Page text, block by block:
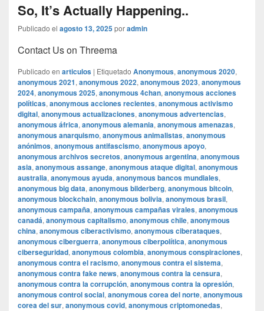
So, It’s Actually Happening..
Publicado el agosto 13, 2025poradmin
Contact Us on Threema
Publicado en articulos | Etiquetado Anonymous, anonymous 2020,
anonymous 2021, anonymous 2022, anonymous 2023, anonymous
2024, anonymous 2025, anonymous 4chan, anonymous acciones
políticas, anonymous acciones recientes, anonymous activismo
digital, anonymous actualizaciones, anonymous advertencias,
anonymous áfrica, anonymous alemania, anonymous amenazas,
anonymous anarquismo, anonymous animalistas, anonymous
anónimos, anonymous antifascismo, anonymous apoyo,
anonymous archivos secretos, anonymous argentina, anonymous
asia, anonymous assange, anonymous ataque digital, anonymous
australia, anonymous ayuda, anonymous bancos mundiales,
anonymous big data, anonymous bilderberg, anonymous bitcoin,
anonymous blockchain, anonymous bolivia, anonymous brasil,
anonymous campaña, anonymous campañas virales, anonymous
canadá, anonymous capitalismo, anonymous chile, anonymous
china, anonymous ciberactivismo, anonymous ciberataques,
anonymous ciberguerra, anonymous ciberpolítica, anonymous
ciberseguridad, anonymous colombia, anonymous conspiraciones,
anonymous contra el racismo, anonymous contra el sistema,
anonymous contra fake news, anonymous contra la censura,
anonymous contra la corrupción, anonymous contra la opresión,
anonymous control social, anonymous corea del norte, anonymous
corea del sur, anonymous covid, anonymous criptomonedas,